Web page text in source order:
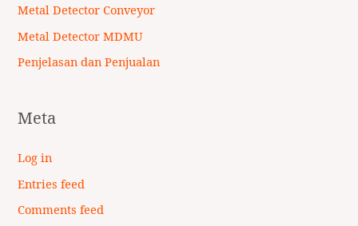
Metal Detector Conveyor
Metal Detector MDMU
Penjelasan dan Penjualan
Meta
Log in
Entries feed
Comments feed